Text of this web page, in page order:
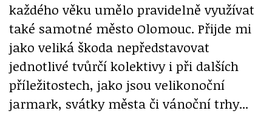
každého věku umělo pravidelně využívat
také samotné město Olomouc. Přijde mi
jako veliká škoda nepředstavovat
jednotlivé tvůrčí kolektivy i při dalších
příležitostech, jako jsou velikonoční
jarmark, svátky města či vánoční trhy...